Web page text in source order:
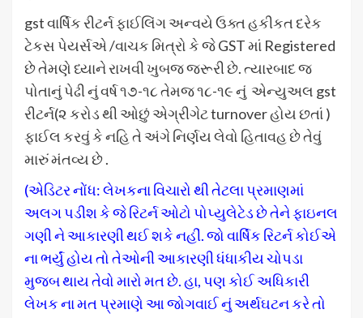
gst વાર્ષિક રીટર્ન ફાઈલિંગ અન્વયે ઉક્ત હકીકત દરેક
ટેકસ પેયર્સએ /વાચક મિત્રો કે જે GST માં Registered
છે તેમણે ધ્યાને રાખવી ખુબજ જરૂરી છે. ત્યારબાદ જ
પોતાનું પેઢી નું વર્ષ ૧૭-૧૮ તેમજ ૧૮-૧૯ નું એન્યુઅલ gst
રીટર્ન(૨ કરોડ થી ઓછું એગ્રીગેટ turnover હોય છતાં )
ફાઈલ કરવું કે નહિ તે અંગે નિર્ણય લેવો હિતાવહ છે તેવું
મારું મંતવ્ય છે .
(એડિટર નોંધ: લેખકના વિચારો થી તેટલા પ્રમાણમાં
અલગ પડીશ કે જે રિટર્ન ઓટો પોપ્યુલેટેડ છે તેને ફાઇનલ
ગણી ને આકારણી થઈ શકે નહીં. જો વાર્ષિક રિટર્ન કોઈએ
ના ભર્યું હોય તો તેઓની આકારણી ધંધાકીય ચોપડા
મુજબ થાય તેવો મારો મત છે. હા, પણ કોઈ અધિકારી
લેખક ના મત પ્રમાણે આ જોગવાઈ નું અર્થઘટન કરે તો